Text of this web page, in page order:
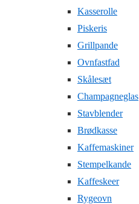
Kasserolle
Piskeris
Grillpande
Ovnfastfad
Skålesæt
Champagneglas
Stavblender
Brødkasse
Kaffemaskiner
Stempelkande
Kaffeskeer
Rygeovn